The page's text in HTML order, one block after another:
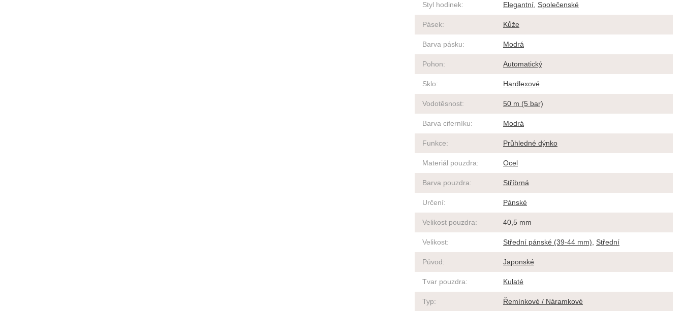
Styl hodinek: Elegantní, Společenské
Pásek: Kůže
Barva pásku: Modrá
Pohon: Automatický
Sklo: Hardlexové
Vodotěsnost: 50 m (5 bar)
Barva ciferníku: Modrá
Funkce: Průhledné dýnko
Materiál pouzdra: Ocel
Barva pouzdra: Stříbrná
Určení: Pánské
Velikost pouzdra: 40,5 mm
Velikost: Střední pánské (39-44 mm), Střední
Původ: Japonské
Tvar pouzdra: Kulaté
Typ: Řemínkové / Náramkové